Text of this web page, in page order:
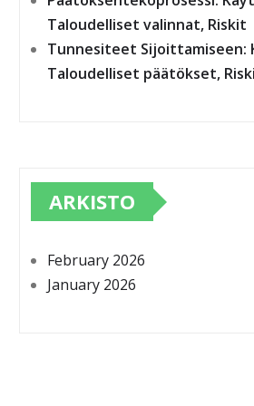
Taloudelliset valinnat, Riskit
Tunnesiteet Sijoittamiseen:
Taloudelliset päätökset,
ARKISTO
February 2026
January 2026